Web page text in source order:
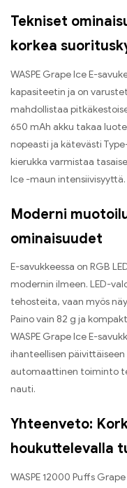
Tekniset
korkea
WASPE Grape Ice E-
kapasiteetin ja on
mahdollistaa
650 mAh akku takaa
nopeasti ja kätevästi
kierukka varmistaa
Ice -maun intensiivisyyttä.
Moderni
ominaisuudet
E-savukkeessa on RGB
modernin ilmeen. LED-
tehosteita, vaan myös
Paino vain 82 g ja
WASPE Grape Ice E-
ihanteellisen
automaattinen toiminto
nauti.
Yhteenveto:
houkuttelevalla
WASPE 12000 Puffs